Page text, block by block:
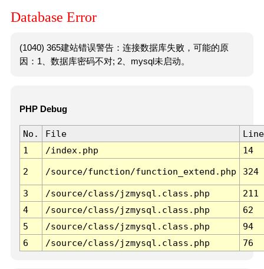
Database Error
(1040) 365建站错误警告：连接数据库失败，可能的原
因：1、数据库密码不对; 2、mysql未启动。
PHP Debug
No. File
Line
1
/index.php 14
2 /source/function/function_extend.php 324
3 /source/class/jzmysql.class.php
211
4
/source/class/jzmysql.class.php
62
5
/source/class/jzmysql.class.php
94
6
/source/class/jzmysql.class.php 76